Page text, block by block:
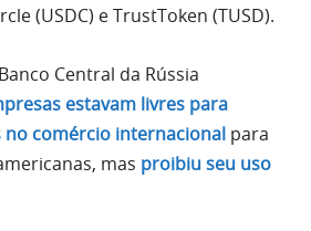
(USDC) e TrustToken (TUSD).
Central da Rússia
estavam livres para
no comércio internacional para
mas proibiu seu uso